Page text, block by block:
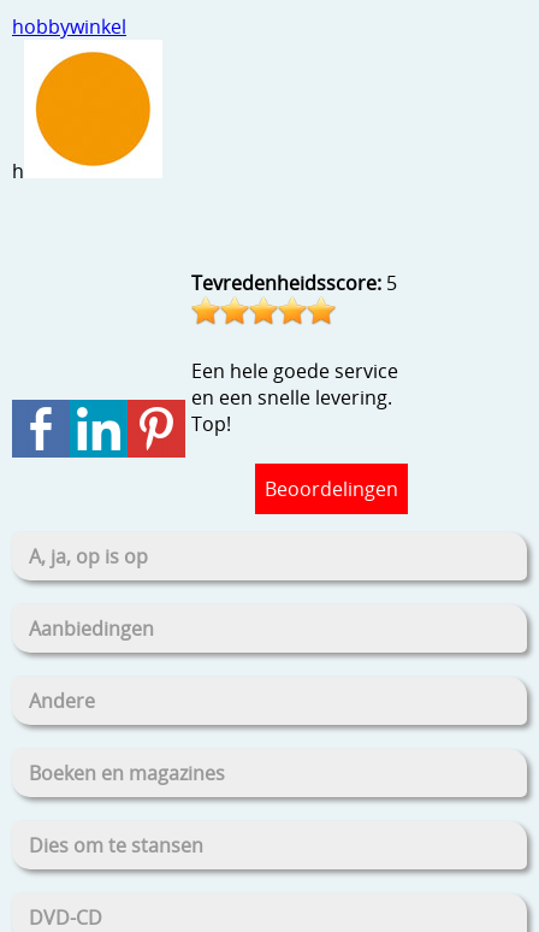
Snijmaterialen
Speciaal papier
Stans machine en embossing machines
Stempels en zo
hobbywinkel
h
Tevredenheidsscore: 5
Een hele goede service
en een snelle levering.
Top!
Beoordelingen
A, ja, op is op
Aanbiedingen
Andere
Boeken en magazines
Dies om te stansen
DVD-CD